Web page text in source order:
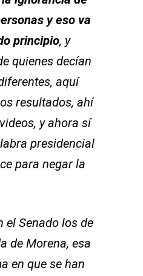
y eso va
principio, y
quienes decían
aquí
resultados, ahí
y ahora sí
presidencial
para negar la
el Senado los de
de Morena, esa
en que se han